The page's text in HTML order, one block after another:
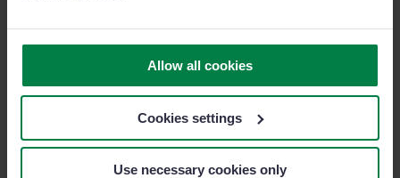
Allow all cookies
Cookies settings
Use necessary cookies only
Sin prisas,
así de fácil.